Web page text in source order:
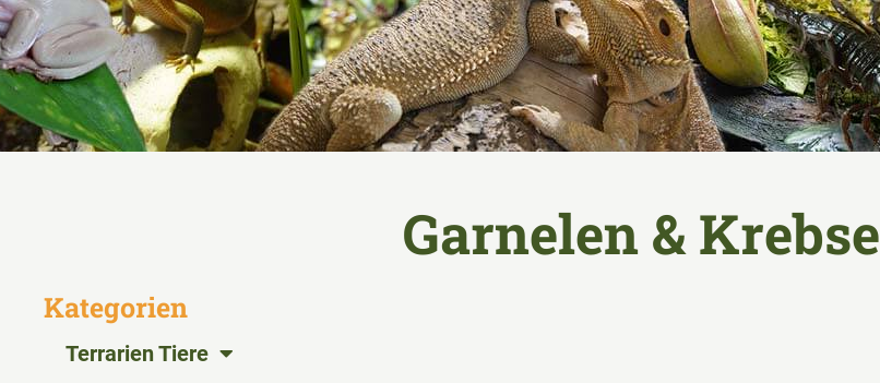
Kategorien
Terrarien Tiere
Garnelen & Krebse